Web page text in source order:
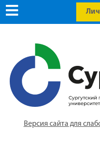
Версия сайта для